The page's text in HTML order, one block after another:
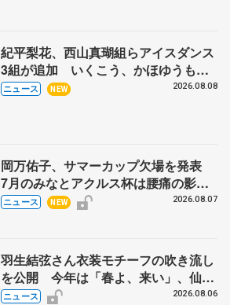
紀平梨花、西山真瑚組らアイスダンス
3組が追加 いくこう、かほゆうも、
木下グループ杯
ニュース NEW 2026.08.08
岡万佑子、サマーカップ欠場を発表
7月のみなとアクルス杯は腰痛の影響
で
ニュース NEW 2026.08.07
羽生結弦さん衣装モチーフの吹き流し
を公開 今年は「春よ、来い」、仙台
の瑞鳳殿
ニュース 2026.08.06